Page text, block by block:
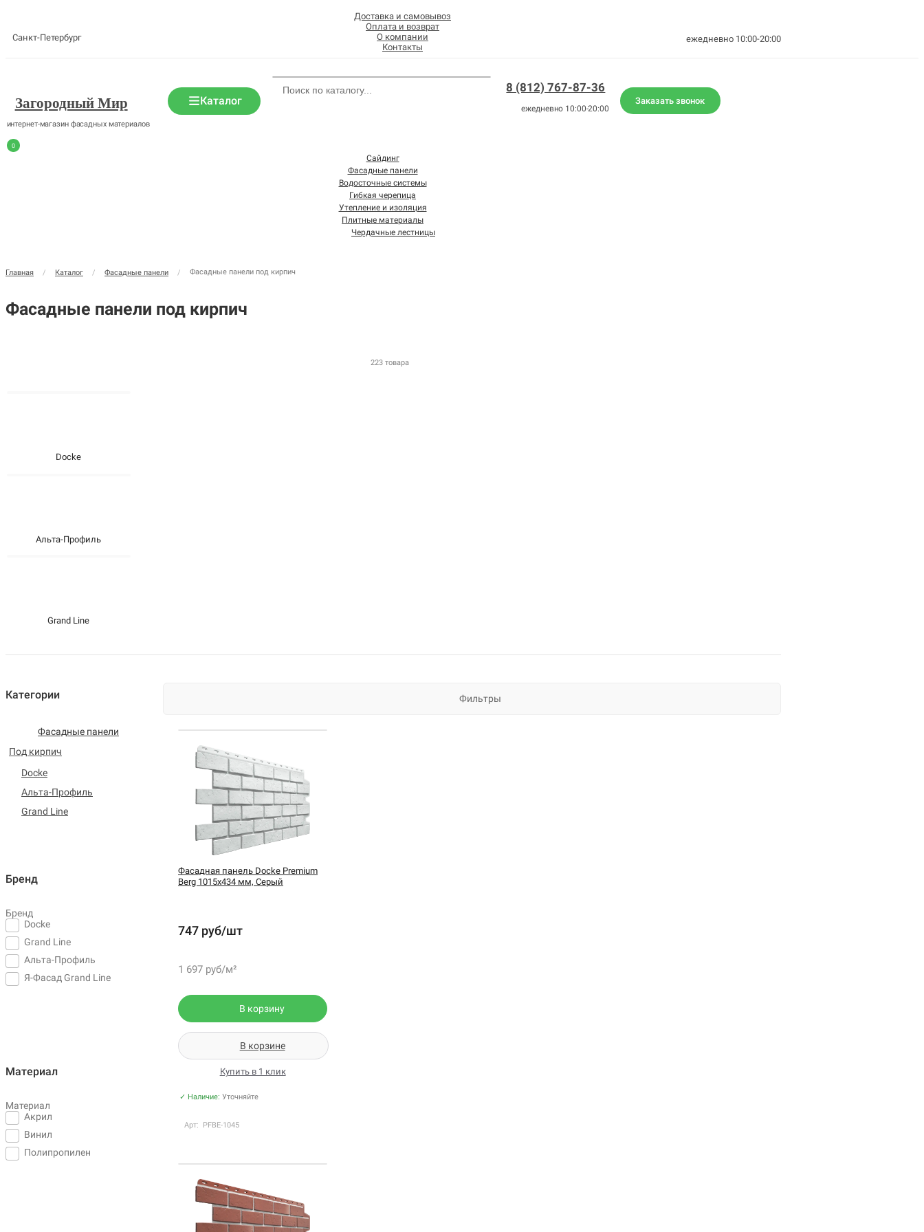
Санкт-Петербург
Доставка и самовывоз
Оплата и возврат
О компании
Контакты
ежедневно 10:00-20:00
Загородный Мир
интернет-магазин фасадных материалов
Каталог
8 (812) 767-87-36
ежедневно 10:00-20:00
Заказать звонок
0
Сайдинг
Фасадные панели
Водосточные системы
Гибкая черепица
Утепление и изоляция
Плитные материалы
Чердачные лестницы
Главная / Каталог / Фасадные панели / Фасадные панели под кирпич
Фасадные панели под кирпич
223 товара
Docke
Альта-Профиль
Grand Line
Категории
Фасадные панели
Под кирпич
Docke
Альта-Профиль
Grand Line
Бренд
Бренд
Docke
Grand Line
Альта-Профиль
Я-Фасад Grand Line
Материал
Материал
Акрил
Винил
Полипропилен
Фильтры
Фасадная панель Docke Premium
Berg 1015х434 мм, Серый
747 руб/шт
1 697 руб/м²
В корзину
В корзине
Купить в 1 клик
✓ Наличие:Уточняйте
Арт: PFBE-1045